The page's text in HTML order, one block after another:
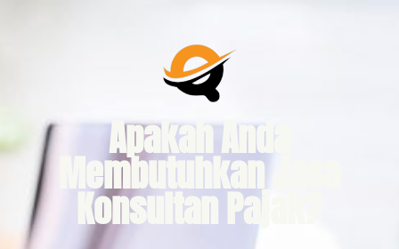
Apakah Anda
Membutuhkan Jasa
Konsultan Pajak?